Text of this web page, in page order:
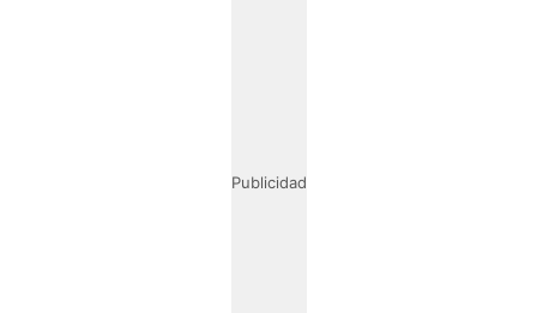
Publicidad